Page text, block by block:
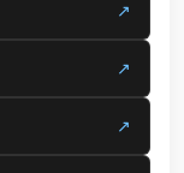
↗
↗
↗